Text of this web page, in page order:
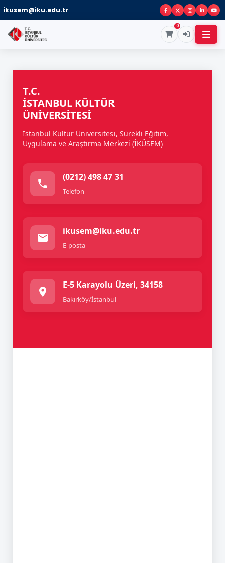
ikusem@iku.edu.tr
0
T.C.
İSTANBUL KÜLTÜR
ÜNİVERSİTESİ
İstanbul Kültür Üniversitesi, Sürekli Eğitim,
Uygulama ve Araştırma Merkezi (İKÜSEM)
(0212) 498 47 31
Telefon
ikusem@iku.edu.tr
E-posta
E-5 Karayolu Üzeri, 34158
Bakırköy/İstanbul